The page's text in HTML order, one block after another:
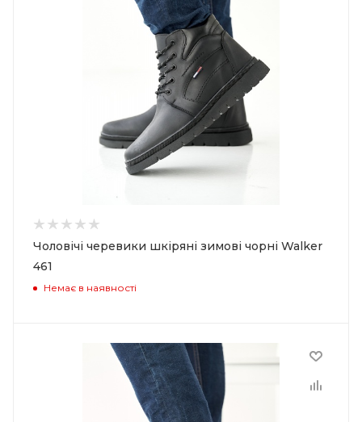
Чоловічі черевики шкіряні зимові чорні Walker
461
Немає в наявності